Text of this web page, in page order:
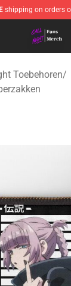
shipping on orders
Store -
Toebehoren/